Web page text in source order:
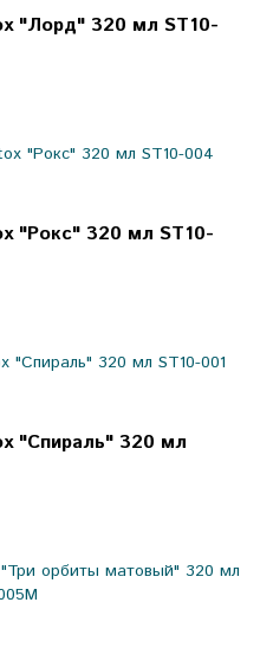
"Лорд" 320 мл ST10-
"Рокс" 320 мл ST10-
"Спираль" 320 мл